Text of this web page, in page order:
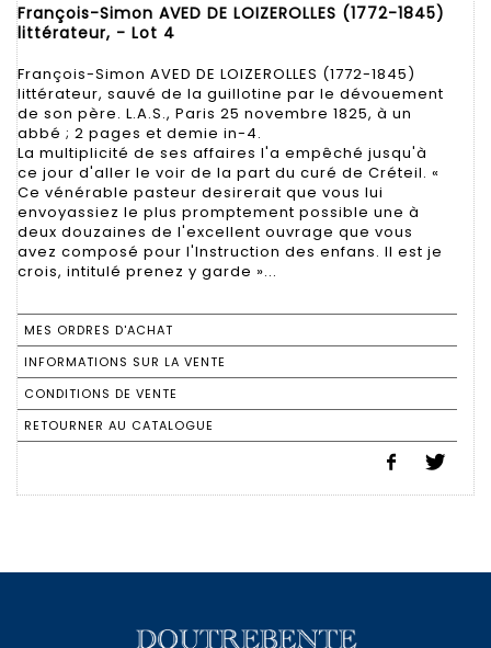
François-Simon AVED DE LOIZEROLLES (1772-1845)
littérateur, - Lot 4
François-Simon AVED DE LOIZEROLLES (1772-1845)
littérateur, sauvé de la guillotine par le dévouement
de son père. L.A.S., Paris 25 novembre 1825, à un
abbé ; 2 pages et demie in-4.
La multiplicité de ses affaires l'a empêché jusqu'à
ce jour d'aller le voir de la part du curé de Créteil. «
Ce vénérable pasteur desirerait que vous lui
envoyassiez le plus promptement possible une à
deux douzaines de l'excellent ouvrage que vous
avez composé pour l'Instruction des enfans. Il est je
crois, intitulé prenez y garde »...
MES ORDRES D'ACHAT
INFORMATIONS SUR LA VENTE
CONDITIONS DE VENTE
RETOURNER AU CATALOGUE